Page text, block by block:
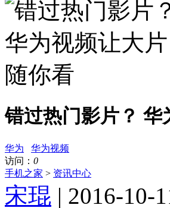
错过热门影片？
华为
华为视频
访问： 0
手机之家 > 资讯中心
宋琨 | 2016-10-